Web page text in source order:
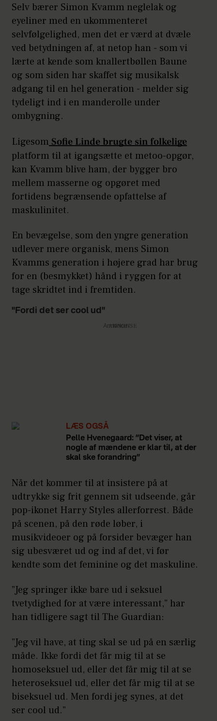
Selv bærer Simon Kvamm neglelak og
eyeliner med en ukommenteret
selvfølgelighed, men det er værd at dvæle
ved betydningen af, at netop han - som vi
lærte at kende som knallertbøllen Baune
og som siden har skaffet sig musikalsk
adgang til en hel generation - melder sig
tydeligt ind i en manderolle under
ombygning.
Ligesom Sofie Linde brugte sin folkelige
platform til at igangsætte et metoo-opgør,
kan Kvamm blive ham, der bygger bro
mellem masserne og opgøret med
fortidens begrænsende opfattelse af
maskulinitet.
En bevægelse, som den yngre generation
udlever mere organisk, mens Simon
Kvamms generation i højere grad har brug
for en (besmykket) hånd i ryggen for at
tage skridtet ind i fremtiden.
"Fordi det ser cool ud"
Annonce
LÆS OGSÅ
Pelle Hvenegaard: ”Det viser, at
nogle af mændene er klar til, at der
skal ske forandring”
Når det kommer til at insistere på at
udtrykke sig frit gennem sit udseende, går
pop-ikonet Harry Styles allerforrest. Både
på scenen, på den røde løber, i
musikvideoer og på forsider bevæger han
sig ubesværet ud og ind af det, vi før
kendte som det feminine og det maskuline.
”Jeg springer ikke bare ud i seksuel
tvetydighed for at være interessant,” har
han tidligere sagt til The Guardian:
”Jeg vil have, at ting skal se ud på en særlig
måde. Ikke fordi det får mig til at se
homoseksuel ud, eller det får mig til at se
heteroseksuel ud, eller det får mig til at se
biseksuel ud. Men fordi jeg synes, at det
ser cool ud.”